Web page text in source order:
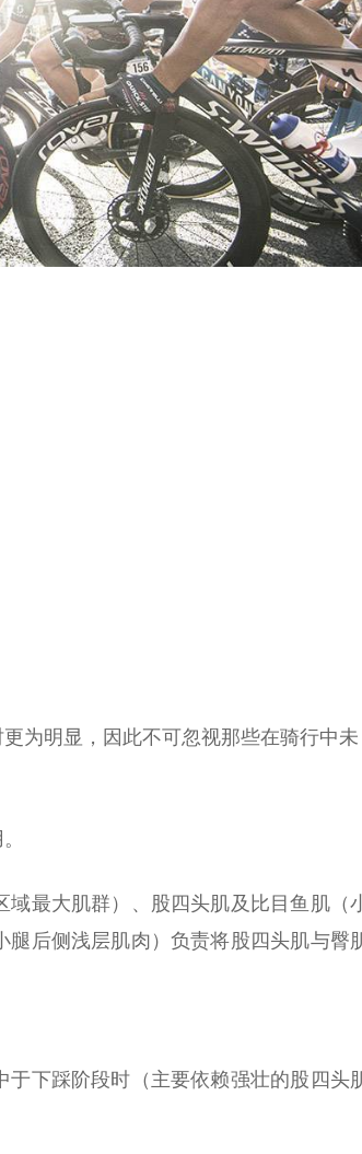
为明显，因此不可忽视那些在骑行中未
最大肌群）、股四头肌及比目鱼肌（
后侧浅层肌肉）负责将股四头肌与臀
于下踩阶段时（主要依赖强壮的股四头